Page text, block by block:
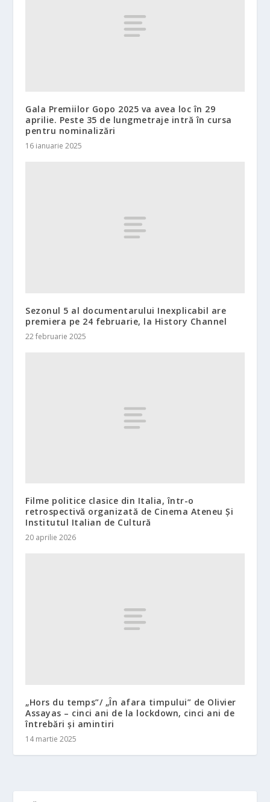
Gala Premiilor Gopo 2025 va avea loc în 29
aprilie. Peste 35 de lungmetraje intră în cursa
pentru nominalizări
16 ianuarie 2025
Sezonul 5 al documentarului Inexplicabil are
premiera pe 24 februarie, la History Channel
22 februarie 2025
Filme politice clasice din Italia, într-o
retrospectivă organizată de Cinema Ateneu Şi
Institutul Italian de Cultură
20 aprilie 2026
„Hors du temps”/ „În afara timpului” de Olivier
Assayas – cinci ani de la lockdown, cinci ani de
întrebări și amintiri
14 martie 2025